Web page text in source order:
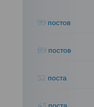
99 постов
89 постов
52 поста